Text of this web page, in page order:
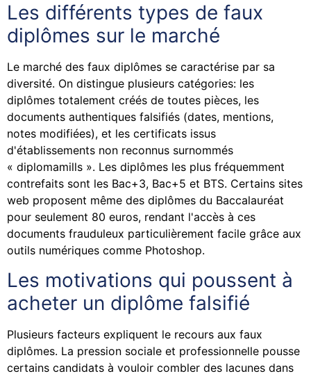
Les différents types de faux
diplômes sur le marché
Le marché des faux diplômes se caractérise par sa
diversité. On distingue plusieurs catégories: les
diplômes totalement créés de toutes pièces, les
documents authentiques falsifiés (dates, mentions,
notes modifiées), et les certificats issus
d'établissements non reconnus surnommés
« diplomamills ». Les diplômes les plus fréquemment
contrefaits sont les Bac+3, Bac+5 et BTS. Certains sites
web proposent même des diplômes du Baccalauréat
pour seulement 80 euros, rendant l'accès à ces
documents frauduleux particulièrement facile grâce aux
outils numériques comme Photoshop.
Les motivations qui poussent à
acheter un diplôme falsifié
Plusieurs facteurs expliquent le recours aux faux
diplômes. La pression sociale et professionnelle pousse
certains candidats à vouloir combler des lacunes dans